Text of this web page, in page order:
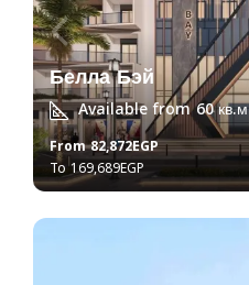
Белла Бэй
Available from 60кв.м
From82,872EGP
169,689EGP